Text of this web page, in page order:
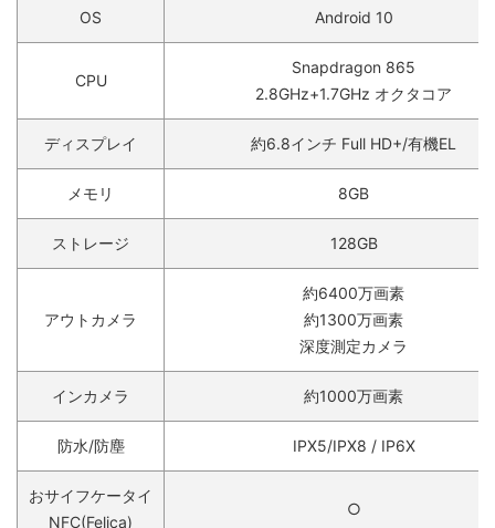
OS Android 10
CPU
Snapdragon 865
2.8GHz+1.7GHz オクタコア
ディスプレイ 約6.8インチ Full HD+/有機EL
メモリ 8GB
ストレージ 128GB
アウトカメラ
約6400万画素
約1300万画素
深度測定カメラ
インカメラ 約1000万画素
防水/防塵 IPX5/IPX8 / IP6X
おサイフケータイ
NFC(Felica)
○